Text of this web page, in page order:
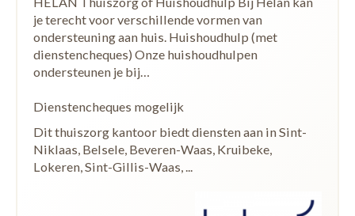
je terecht voor verschillende vormen van
ondersteuning aan huis. Huishoudhulp (met
dienstencheques) Onze huishoudhulpen
ondersteunen je bij…
Dienstencheques mogelijk
Dit thuiszorg kantoor biedt diensten aan in Sint-
Niklaas, Belsele, Beveren-Waas, Kruibeke,
Lokeren, Sint-Gillis-Waas, ...